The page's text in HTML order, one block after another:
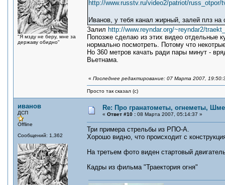
"Я мзду не беру, мне за
державу обидно"
http://www.russtv.ru/video2/patriot/
Иванов, у тебя канал жирный, залей плз на
Залил http://www.reyndar.org/~reyndar2/
Попозже сделаю из этих видео отдельные
нормально посмотреть. Потому что
Но 360 метров качать ради пары минут -
Вьетнама.
« Последнее редактирование: 07 Марта 2007,
Просто так сказал (с)
иванов
ДСП
Offline
Сообщений: 1,362
Re: Про гранатометы, огнеметы,
« Ответ #10 : 08 Марта 2007, 05:14:37 »
Три примера стрельбы из РПО-А.
Хорошо видно, что происходит с
На третьем фото виден стартовый
Кадры из фильма "Траектория огня"